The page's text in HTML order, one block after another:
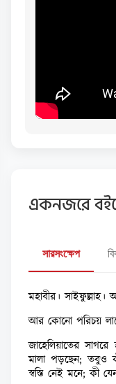
একনজরে
সারসংক্ষেপ
মহাবীর। সাইফুল্লাহ।
আর কোনো পরিচয়
জাহেলিয়াতের
মালা পড়ছেন; তবুও
স্বস্তি নেই মনে; কী